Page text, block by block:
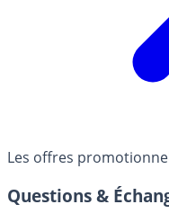
Les offres
Questions &